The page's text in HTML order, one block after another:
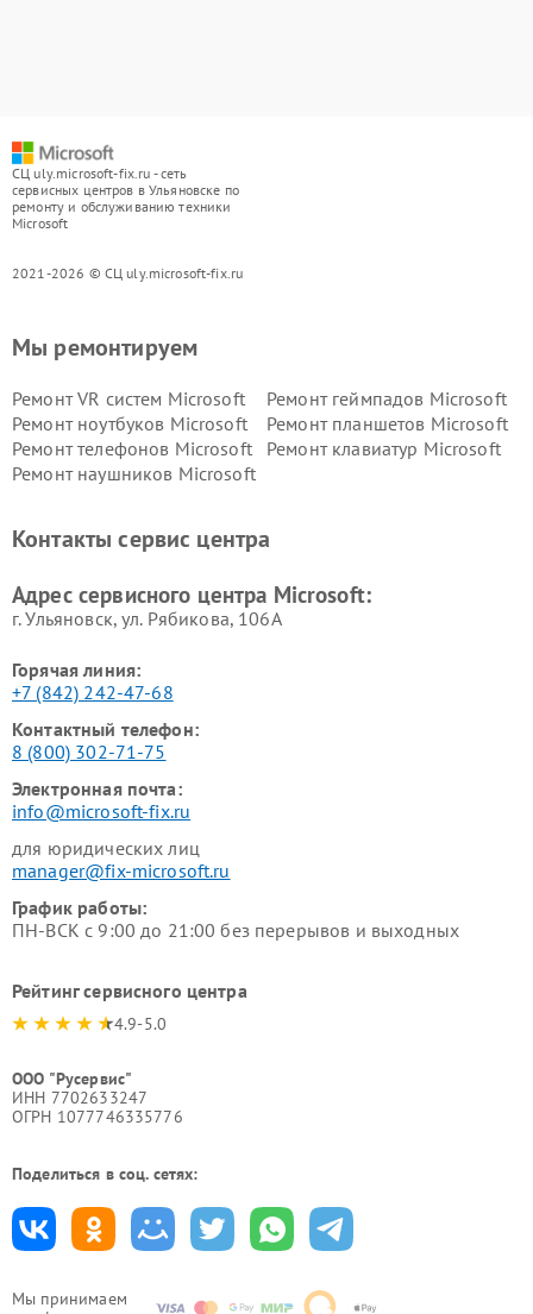
СЦ uly.microsoft-fix.ru - сеть
сервисных центров в Ульяновске по
ремонту и обслуживанию техники
Microsoft
2021-2026 © СЦ uly.microsoft-fix.ru
Мы принимаем
Мы ремонтируем
Ремонт VR систем Microsoft
Ремонт геймпадов Microsoft
Ремонт ноутбуков Microsoft
Ремонт планшетов Microsoft
Ремонт телефонов Microsoft
Ремонт клавиатур Microsoft
Ремонт наушников Microsoft
Контакты сервис центра
Адрес сервисного центра Microsoft:
г. Ульяновск, ул. Рябикова, 106А
Горячая линия:
+7 (842) 242-47-68
Контактный телефон:
8 (800) 302-71-75
Электронная почта:
info@microsoft-fix.ru
для юридических лиц
manager@fix-microsoft.ru
График работы:
ПН-ВСК с 9:00 до 21:00 без перерывов и выходных
Рейтинг сервисного центра
4.9-5.0
ООО "Русервис"
ИНН 7702633247
ОГРН 1077746335776
Поделиться в соц. сетях: